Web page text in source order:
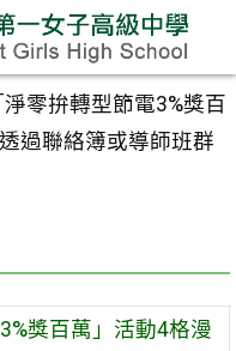
淨零拚轉型節電3%獎百
過聯絡簿或導師班群
獎百萬」活動4格漫